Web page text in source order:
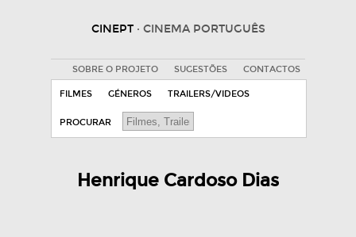
CINEPT · CINEMA PORTUGUÊS
SOBRE O PROJETO SUGESTÕES CONTACTOS
FILMES GÉNEROS TRAILERS/VIDEOS
PROCURAR
Henrique Cardoso Dias